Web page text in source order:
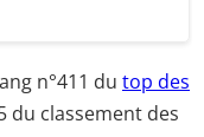
n°411 du top des
du classement des